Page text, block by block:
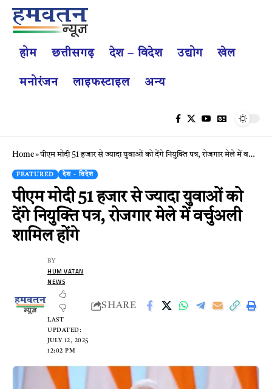
होम छत्तीसगढ़ देश – विदेश उद्योग खेल
मनोरंजन लाइफस्टाइल अन्य
Home»पीएम मोदी 51 हजार से ज्यादा युवाओं को देंगे नियुक्ति पत्र, रोजगार मेले में वर्चुअली शामिल होंगे
FEATURED देश - विदेश
पीएम मोदी 51 हजार से ज्यादा युवाओं को
देंगे नियुक्ति पत्र, रोजगार मेले में वर्चुअली
शामिल होंगे
LAST
UPDATED:
JULY 12, 2025
12:02 PM
BY
HUM VATAN
NEWS
SHARE